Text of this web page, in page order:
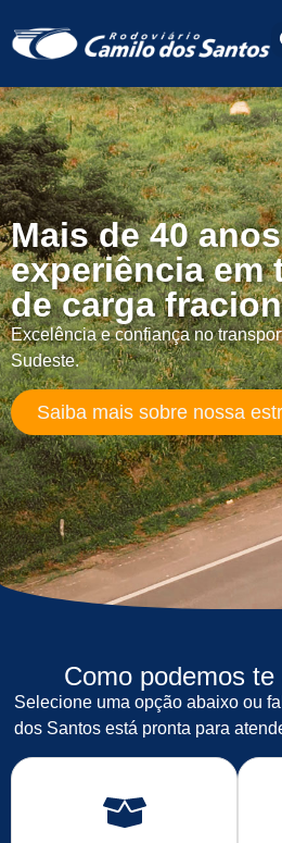
Mais de 40
experiência em
de carga
Excelência e confiança no
Sudeste.
Saiba mais sobre nossa
Como podemos
Selecione uma opção abaixo ou
dos Santos está pronta para